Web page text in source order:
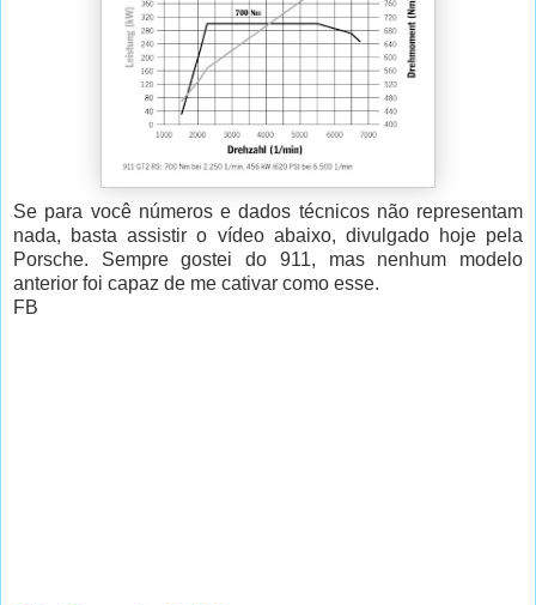
Se para você números e dados técnicos não representam
nada, basta assistir o vídeo abaixo, divulgado hoje pela
Porsche. Sempre gostei do 911, mas nenhum modelo
anterior foi capaz de me cativar como esse.
FB